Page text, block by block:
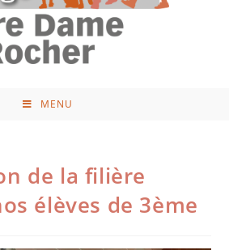
MENU
de la filière
élèves de 3ème